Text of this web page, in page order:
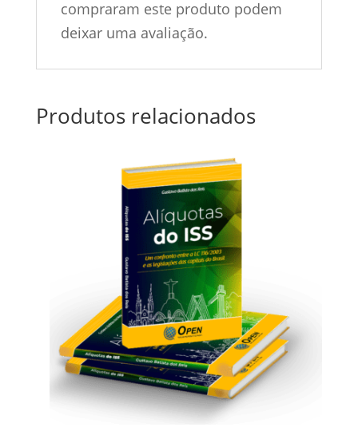
compraram este produto podem
deixar uma avaliação.
Produtos relacionados